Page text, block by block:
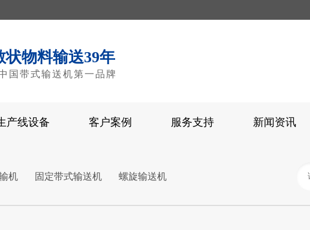
状物料输送39年
国带式输送机第一品牌
产线设备 客户案例 服务支持 新闻资讯
机 固定带式输送机 螺旋输送机